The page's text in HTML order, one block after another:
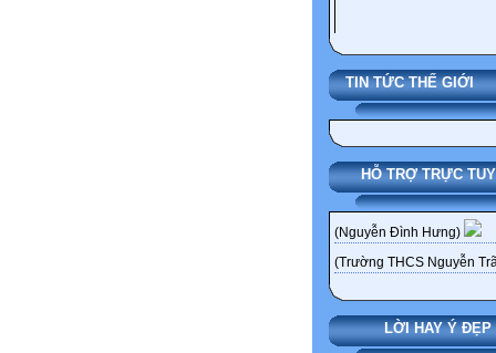
TIN TỨC THẾ
HỖ TRỢ TRỰC
(Nguyễn Đình Hưng)
(Trường THCS Nguyễn
LỜI HAY Ý ĐẸP